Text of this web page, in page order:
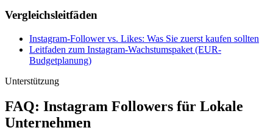
Vergleichsleitfäden
Instagram-Follower vs. Likes: Was Sie zuerst kaufen sollten
Leitfaden zum Instagram-Wachstumspaket (EUR-
Budgetplanung)
Unterstützung
FAQ: Instagram Followers für Lokale
Unternehmen